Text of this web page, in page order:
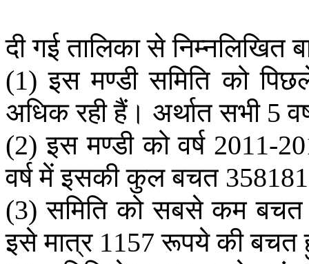
दी गई तालिका से निम्नलिखित
(1)इस मण्डी समिति को
अधिक रही हैं। अर्थात सभी5
(2)इस मण्डी को वर्ष2011-
वर्ष में इसकी कुल बचत
(3)समिति को सबसे कम बचत
इसे मात्र1157रूपये की बचत